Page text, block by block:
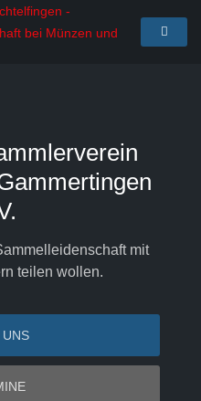
mit
teilen wollen.
UNS